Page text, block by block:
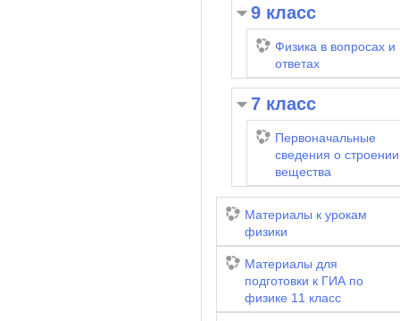
9 класс
Физика в вопросах и
ответах
7 класс
Первоначальные
сведения о строении
вещества
Материалы к урокам
физики
Материалы для
подготовки к ГИА по
физике 11 класс